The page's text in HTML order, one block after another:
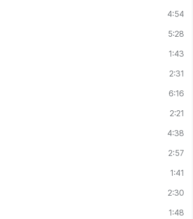
4:54
5:28
1:43
2:31
6:16
2:21
4:38
2:57
1:41
2:30
1:48